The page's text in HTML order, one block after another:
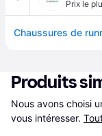
Prix le
Produits
Nous avons choisi
vous intéresser.